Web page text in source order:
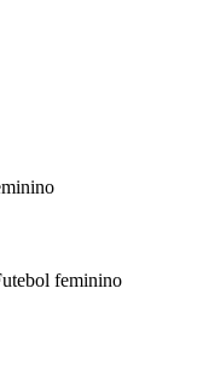
feminino